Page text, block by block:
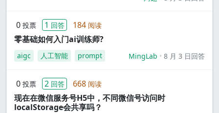
0 投票 1 回答 184 阅读
零基础如何入门ai训练师?
aigc 人工智能 prompt MingLab 8 月 3 日回答
0 投票 2 回答 668 阅读
现在在微信服务号H5中，不同微信号访问时
localStorage会共享吗？